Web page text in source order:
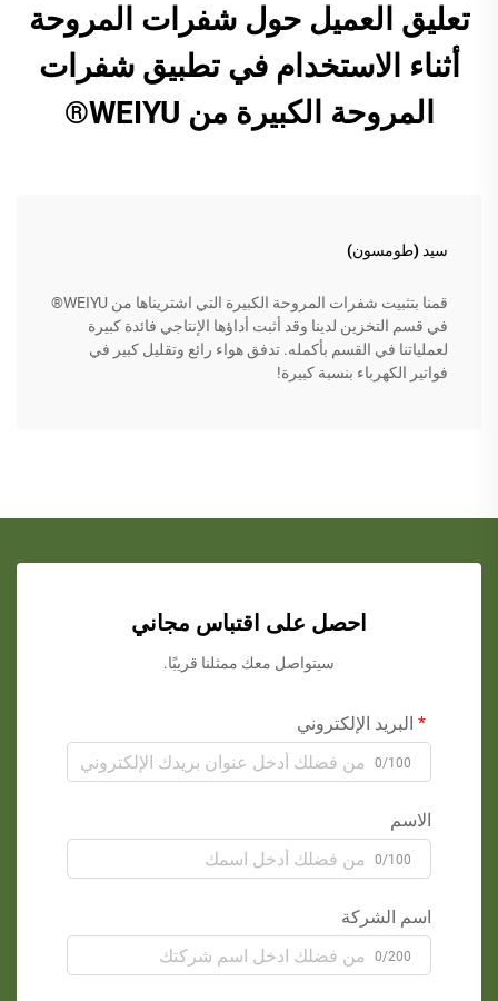
تعليق العميل حول شفرات المروحة
أثناء الاستخدام في تطبيق شفرات
المروحة الكبيرة من WEIYU®
سيد (طومسون)
قمنا بتثبيت شفرات المروحة الكبيرة التي اشتريناها من WEIYU®
في قسم التخزين لدينا وقد أثبت أداؤها الإنتاجي فائدة كبيرة
لعملياتنا في القسم بأكمله. تدفق هواء رائع وتقليل كبير في
فواتير الكهرباء بنسبة كبيرة!
احصل على اقتباس مجاني
سيتواصل معك ممثلنا قريبًا.
البريد الإلكتروني
0/100
الاسم
0/100
اسم الشركة
0/200